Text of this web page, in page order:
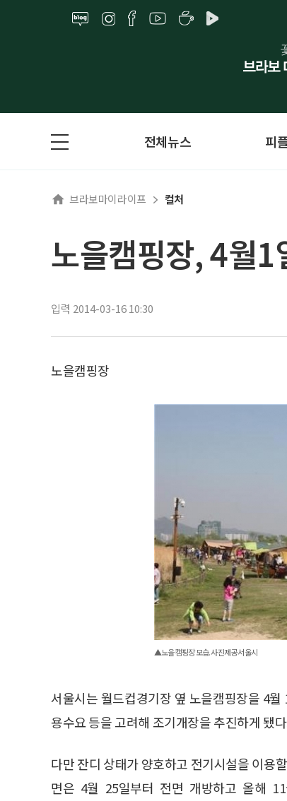
전체뉴스 피
브라보마이라이프 컬처
노을캠핑장, 4월1
입력 2014-03-16 10:30
노을캠핑장
▲노을 캠핑장 모습. 사진제공 서울시
서울시는 월드컵경기장 옆 노을캠핑장을 4
용수요 등을 고려해 조기개장을 추진하게 됐
다만 잔디 상태가 양호하고 전기시설을 이용
면은 4월 25일부터 전면 개방하고 올해